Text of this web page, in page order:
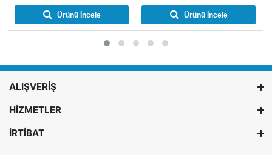
Ürünü İncele Ürünü İncele
ALIŞVERİŞ
HİZMETLER
İRTİBAT